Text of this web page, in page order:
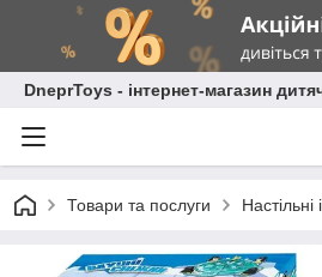
DneprToys - інтернет-магазин
Товари та послуги Настільні